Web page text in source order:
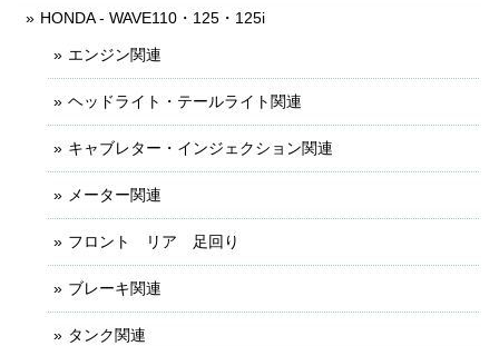
HONDA - WAVE110・125・125i
エンジン関連
ヘッドライト・テールライト関連
キャブレター・インジェクション関連
メーター関連
フロント リア 足回り
ブレーキ関連
タンク関連